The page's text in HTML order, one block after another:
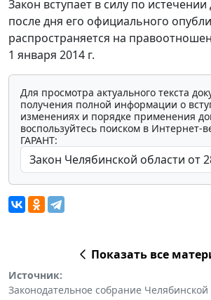
Закон вступает в силу по истечении
после дня его официального
распространяется на
1 января 2014 г.
Для просмотра актуального текста
получения полной информации о
изменениях и порядке применения
воспользуйтесь поиском в Интернет-
ГАРАНТ:
Показать все
Источник:
Законодательное собрание Челябинской